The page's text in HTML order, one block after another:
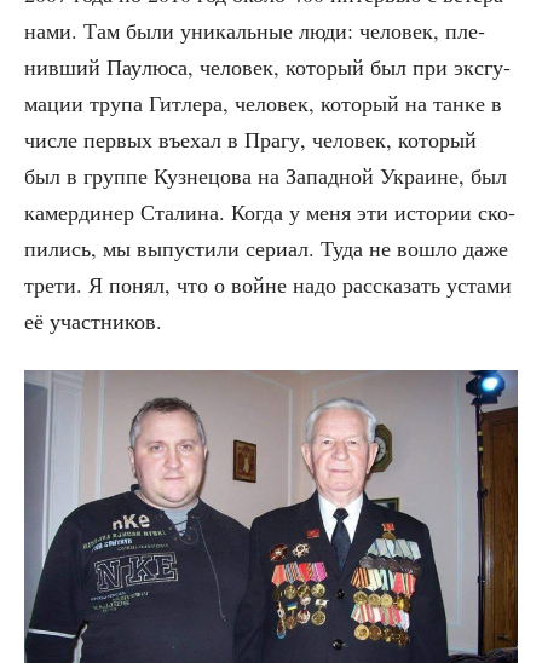
на­ми. Там были уни­каль­ные люди: чело­век, пле­
нив­ший Пау­лю­са, чело­век, кото­рый был при экс­гу­
ма­ции тру­па Гит­ле­ра, чело­век, кото­рый на тан­ке в
чис­ле пер­вых въе­хал в Пра­гу, чело­век, кото­рый
был в груп­пе Куз­не­цо­ва на Запад­ной Укра­ине, был
камер­ди­нер Ста­ли­на. Когда у меня эти исто­рии ско­
пи­лись, мы выпу­сти­ли сери­ал. Туда не вошло даже
тре­ти. Я понял, что о войне надо рас­ска­зать уста­ми
её участников.